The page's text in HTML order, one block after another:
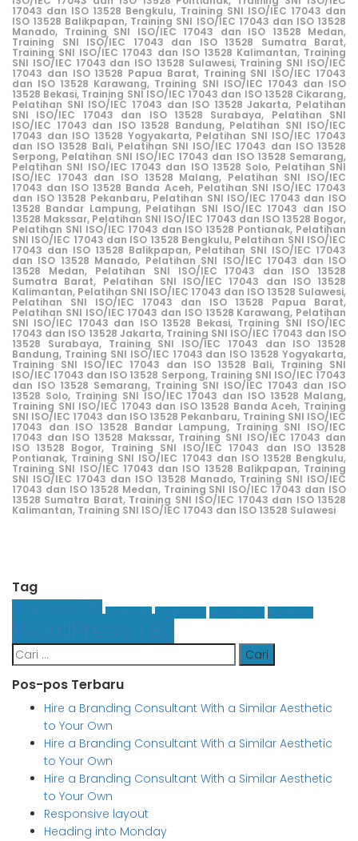
17043 dan ISO 13528 Bengkulu, Training SNI ISO/IEC 17043 dan
ISO 13528 Balikpapan, Training SNI ISO/IEC 17043 dan ISO 13528
Manado, Training SNI ISO/IEC 17043 dan ISO 13528 Medan,
Training SNI ISO/IEC 17043 dan ISO 13528 Sumatra Barat,
Training SNI ISO/IEC 17043 dan ISO 13528 Kalimantan, Training
SNI ISO/IEC 17043 dan ISO 13528 Sulawesi, Training SNI ISO/IEC
17043 dan ISO 13528 Papua Barat, Training SNI ISO/IEC 17043
dan ISO 13528 Karawang, Training SNI ISO/IEC 17043 dan ISO
13528 Bekasi, Training SNI ISO/IEC 17043 dan ISO 13528 Cikarang,
Pelatihan SNI ISO/IEC 17043 dan ISO 13528 Jakarta, Pelatihan
SNI ISO/IEC 17043 dan ISO 13528 Surabaya, Pelatihan SNI
ISO/IEC 17043 dan ISO 13528 Bandung, Pelatihan SNI ISO/IEC
17043 dan ISO 13528 Yogyakarta, Pelatihan SNI ISO/IEC 17043
dan ISO 13528 Bali, Pelatihan SNI ISO/IEC 17043 dan ISO 13528
Serpong, Pelatihan SNI ISO/IEC 17043 dan ISO 13528 Semarang,
Pelatihan SNI ISO/IEC 17043 dan ISO 13528 Solo, Pelatihan SNI
ISO/IEC 17043 dan ISO 13528 Malang, Pelatihan SNI ISO/IEC
17043 dan ISO 13528 Banda Aceh, Pelatihan SNI ISO/IEC 17043
dan ISO 13528 Pekanbaru, Pelatihan SNI ISO/IEC 17043 dan ISO
13528 Bandar Lampung, Pelatihan SNI ISO/IEC 17043 dan ISO
13528 Makssar, Pelatihan SNI ISO/IEC 17043 dan ISO 13528 Bogor,
Pelatihan SNI ISO/IEC 17043 dan ISO 13528 Pontianak, Pelatihan
SNI ISO/IEC 17043 dan ISO 13528 Bengkulu, Pelatihan SNI ISO/IEC
17043 dan ISO 13528 Balikpapan, Pelatihan SNI ISO/IEC 17043
dan ISO 13528 Manado, Pelatihan SNI ISO/IEC 17043 dan ISO
13528 Medan, Pelatihan SNI ISO/IEC 17043 dan ISO 13528
Sumatra Barat, Pelatihan SNI ISO/IEC 17043 dan ISO 13528
Kalimantan, Pelatihan SNI ISO/IEC 17043 dan ISO 13528 Sulawesi,
Pelatihan SNI ISO/IEC 17043 dan ISO 13528 Papua Barat,
Pelatihan SNI ISO/IEC 17043 dan ISO 13528 Karawang, Pelatihan
SNI ISO/IEC 17043 dan ISO 13528 Bekasi, Training SNI ISO/IEC
17043 dan ISO 13528 Jakarta, Training SNI ISO/IEC 17043 dan ISO
13528 Surabaya, Training SNI ISO/IEC 17043 dan ISO 13528
Bandung, Training SNI ISO/IEC 17043 dan ISO 13528 Yogyakarta,
Training SNI ISO/IEC 17043 dan ISO 13528 Bali, Training SNI
ISO/IEC 17043 dan ISO 13528 Serpong, Training SNI ISO/IEC 17043
dan ISO 13528 Semarang, Training SNI ISO/IEC 17043 dan ISO
13528 Solo, Training SNI ISO/IEC 17043 dan ISO 13528 Malang,
Training SNI ISO/IEC 17043 dan ISO 13528 Banda Aceh, Training
SNI ISO/IEC 17043 dan ISO 13528 Pekanbaru, Training SNI ISO/IEC
17043 dan ISO 13528 Bandar Lampung, Training SNI ISO/IEC
17043 dan ISO 13528 Makssar, Training SNI ISO/IEC 17043 dan
ISO 13528 Bogor, Training SNI ISO/IEC 17043 dan ISO 13528
Pontianak, Training SNI ISO/IEC 17043 dan ISO 13528 Bengkulu,
Training SNI ISO/IEC 17043 dan ISO 13528 Balikpapan, Training
SNI ISO/IEC 17043 dan ISO 13528 Manado, Training SNI ISO/IEC
17043 dan ISO 13528 Medan, Training SNI ISO/IEC 17043 dan ISO
13528 Sumatra Barat, Training SNI ISO/IEC 17043 dan ISO 13528
Kalimantan, Training SNI ISO/IEC 17043 dan ISO 13528 Sulawesi
Tag
Business (3)
WordPress (8)
Cari
untuk:
Pos-pos Terbaru
Hire a Branding Consultant With a Similar Aesthetic
to Your Own
Hire a Branding Consultant With a Similar Aesthetic
to Your Own
Hire a Branding Consultant With a Similar Aesthetic
to Your Own
Responsive layout
Heading into Monday